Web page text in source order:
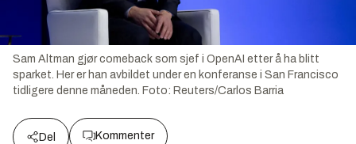
Sam Altman gjør comeback som sjef i OpenAI etter å ha blitt
sparket. Her er han avbildet under en konferanse i San Francisco
tidligere denne måneden. Foto: Reuters/Carlos Barria
Del Kommenter